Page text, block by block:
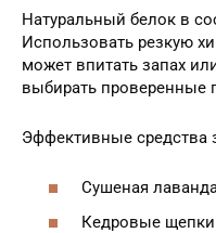
Натуральный белок в
Использовать резкую
может впитать запах
выбирать проверенные
Эффективные средства
Сушеная
Кедровые